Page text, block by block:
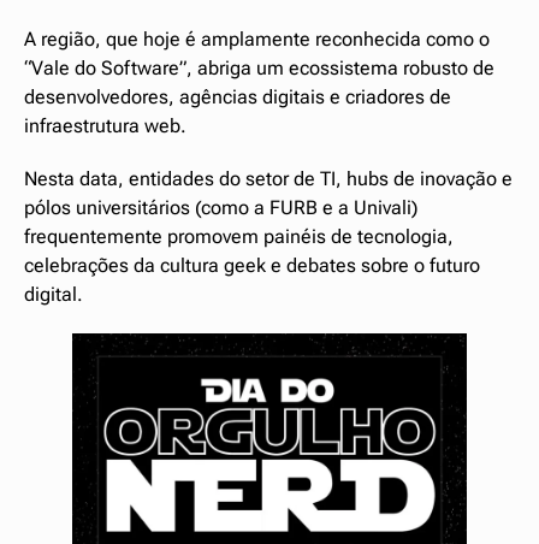
A região, que hoje é amplamente reconhecida como o
“Vale do Software”, abriga um ecossistema robusto de
desenvolvedores, agências digitais e criadores de
infraestrutura web.
Nesta data, entidades do setor de TI, hubs de inovação e
pólos universitários (como a FURB e a Univali)
frequentemente promovem painéis de tecnologia,
celebrações da cultura geek e debates sobre o futuro
digital.